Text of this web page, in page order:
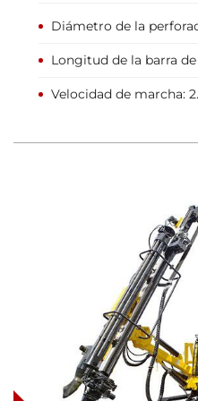
Diámetro de la
Longitud de la barra
Velocidad de marcha: